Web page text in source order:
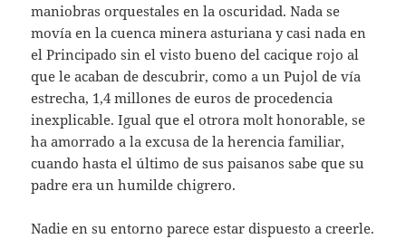
maniobras orquestales en la oscuridad. Nada se
movía en la cuenca minera asturiana y casi nada en
el Principado sin el visto bueno del cacique rojo al
que le acaban de descubrir, como a un Pujol de vía
estrecha, 1,4 millones de euros de procedencia
inexplicable. Igual que el otrora molt honorable, se
ha amorrado a la excusa de la herencia familiar,
cuando hasta el último de sus paisanos sabe que su
padre era un humilde chigrero.
Nadie en su entorno parece estar dispuesto a creerle.